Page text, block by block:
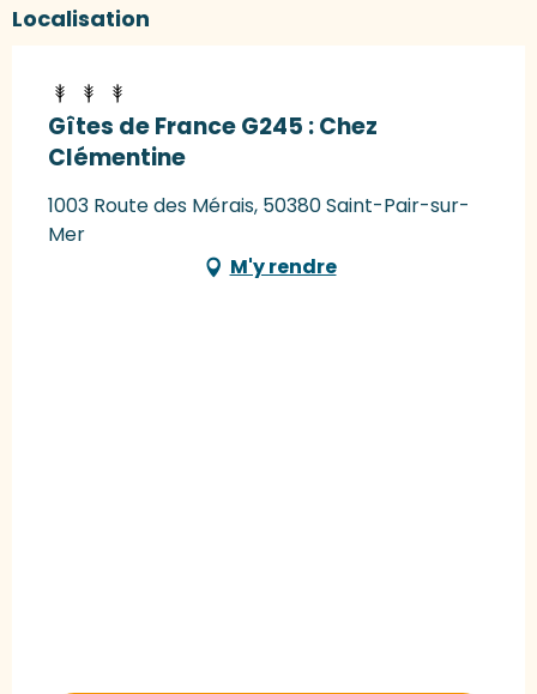
Localisation
Gîtes de France G245 : Chez
Clémentine
1003 Route des Mérais, 50380 Saint-Pair-sur-
Mer
M'y rendre